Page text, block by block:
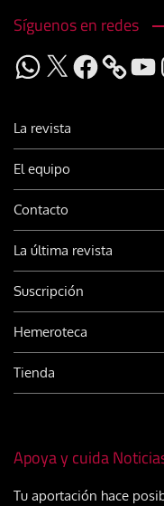
Síguenos en redes
WhatsApp
X Facebook
La revista
El equipo
Contacto
La última revista
Suscripción
Hemeroteca
Tienda
Apoya y cuida
Tu aportación hace